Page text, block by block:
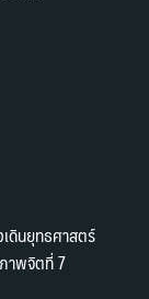
ดินยุทธศาสตร์
าพจิตที่ 7